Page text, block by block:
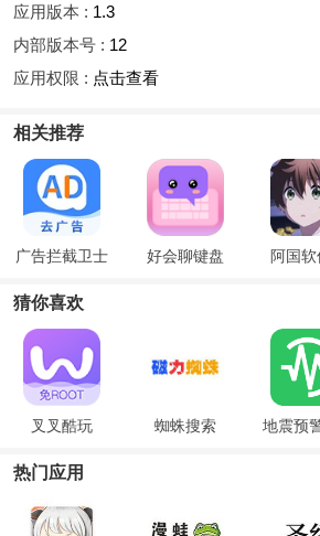
应用版本 : 1.3
内部版本号 : 12
应用权限 : 点击查看
相关推荐
广告拦截卫士 好会聊键盘 阿国软
猜你喜欢
叉叉酷玩 蜘蛛搜索 地震预
热门应用